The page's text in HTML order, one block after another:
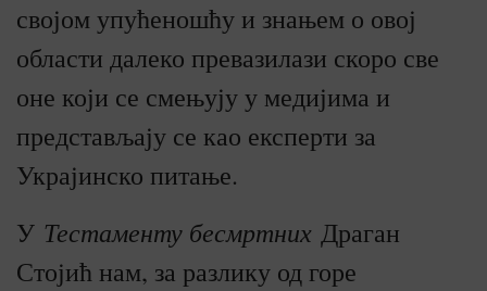
својом упућеношћу и знањем о овој
области далеко превазилази скоро све
оне који се смењују у медијима и
представљају се као експерти за
Украјинско питање.
У Тестаменту бесмртних Драган
Стојић нам, за разлику од горе